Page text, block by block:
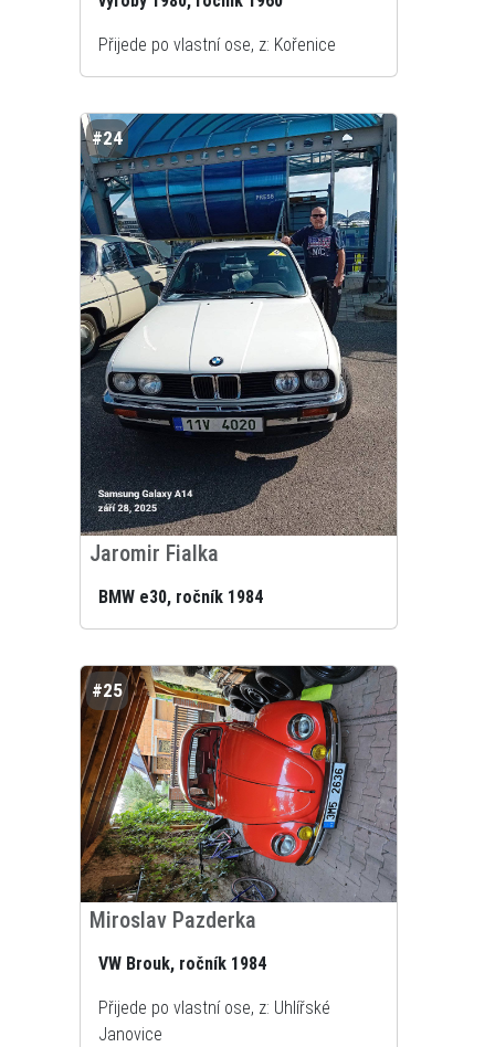
Přijede po vlastní ose, z: Kořenice
#24
Jaromir Fialka
BMW e30, ročník 1984
#25
Miroslav Pazderka
VW Brouk, ročník 1984
Přijede po vlastní ose, z: Uhlířské
Janovice